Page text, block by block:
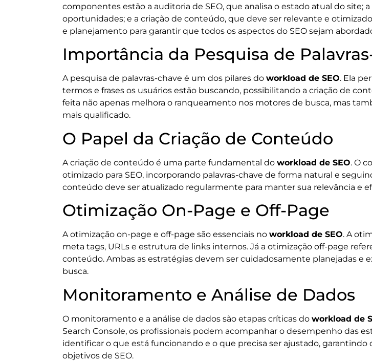
componentes estão a auditoria de SEO, que analisa o estado atual do site;
oportunidades; e a criação de conteúdo, que deve ser relevante e
e planejamento para garantir que todos os aspectos do SEO sejam
Importância da Pesquisa de
A pesquisa de palavras-chave é um dos pilares do workload de SEO. Ela
termos e frases os usuários estão buscando, possibilitando a criação de
feita não apenas melhora o ranqueamento nos motores de busca, mas
mais qualificado.
O Papel da Criação de Conteúdo
A criação de conteúdo é uma parte fundamental do workload de SEO. O
otimizado para SEO, incorporando palavras-chave de forma natural e
conteúdo deve ser atualizado regularmente para manter sua relevância e
Otimização On-Page e Off-Page
A otimização on-page e off-page são essenciais no workload de SEO. A
meta tags, URLs e estrutura de links internos. Já a otimização off-page
conteúdo. Ambas as estratégias devem ser cuidadosamente planejadas e
busca.
Monitoramento e Análise de Dados
O monitoramento e a análise de dados são etapas críticas do workload de
Search Console, os profissionais podem acompanhar o desempenho das
identificar o que está funcionando e o que precisa ser ajustado,
objetivos de SEO.